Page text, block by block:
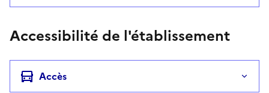
Accessibilité de l'établissement
Accès